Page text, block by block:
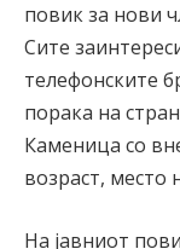
повик за нови
Сите
телефонските
порака на
Каменица со
возраст, место
На јавниот